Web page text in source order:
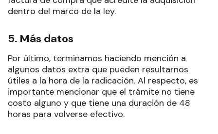
dentro del marco de la ley.
5. Más datos
Por último, terminamos haciendo mención a
algunos datos extra que pueden resultarnos
útiles a la hora de la radicación. Al respecto, es
importante mencionar que el trámite no tiene
costo alguno y que tiene una duración de 48
horas para volverse efectivo.